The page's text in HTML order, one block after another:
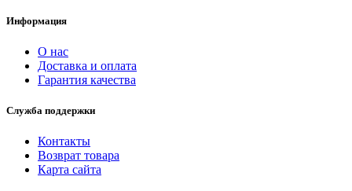
Информация
О нас
Доставка и оплата
Гарантия качества
Служба поддержки
Контакты
Возврат товара
Карта сайта